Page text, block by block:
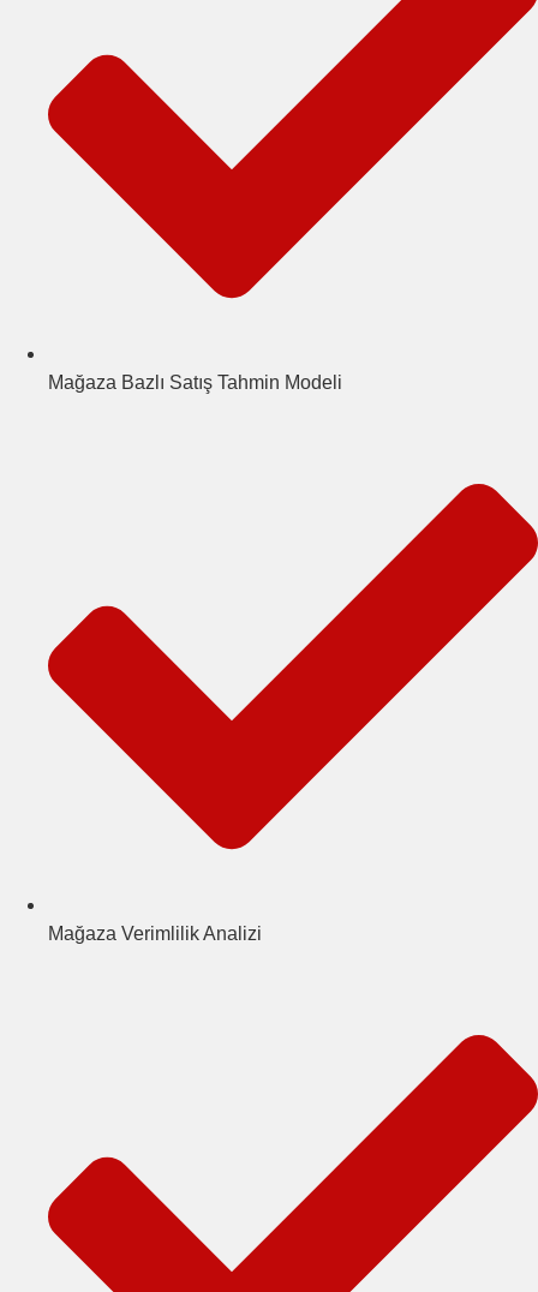
Mağaza Bazlı Satış Tahmin Modeli
Mağaza Verimlilik Analizi